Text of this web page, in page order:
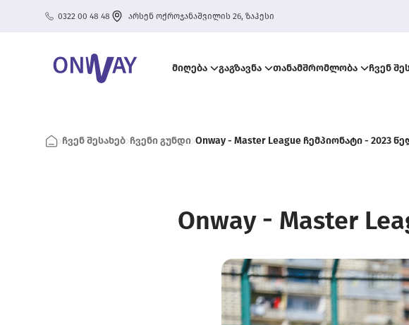
0322 00 48 48 არსენ ოქროჯანაშვილის 26, ზაჰესი
მიღება გაგზავნა თანამშრომლობა ჩვენ
ჩვენ შესახებ ჩვენი გუნდი Onway - Master League ჩემპიონატი - 2023
Onway - Master